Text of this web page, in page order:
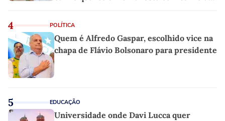
4 POLÍTICA
Quem é Alfredo Gaspar, escolhido vice na
chapa de Flávio Bolsonaro para presidente
5 EDUCAÇÃO
Universidade onde Davi Lucca quer